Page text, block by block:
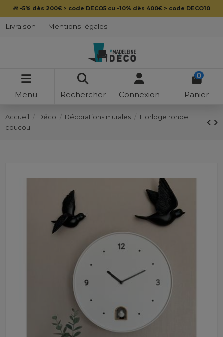
🎁 -5% dès 200€ > code DECO5 ou -10% dès 400€ > code DECO10
Livraison Mentions légales
Menu Rechercher Connexion
0
Panier
Accueil Déco Décorations murales
Horloge ronde
coucou